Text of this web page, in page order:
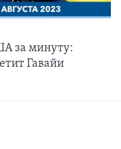
за минуту:
Гавайи